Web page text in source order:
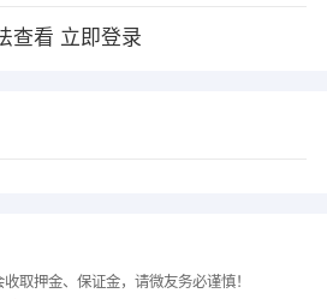
查看 立即登录
取押金、保证金，请微友务必谨慎！